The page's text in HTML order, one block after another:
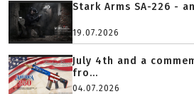
Stark Arms SA-226 -
19.07.2026
July 4th and a
fro...
04.07.2026